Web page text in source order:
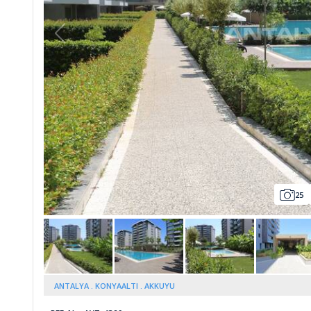
25
ANTALYA KONYAALTI AKKUYU
Whatsapp